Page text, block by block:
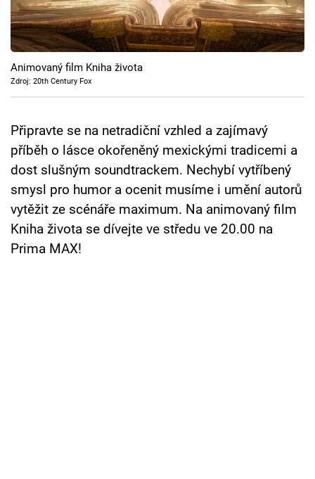
Cool Esport
Pořady
TV Program
Přihlášení
Sledujte nás
Animovaný film Kniha života
Zdroj: 20th Century Fox
Připravte se na netradiční vzhled a zajímavý
příběh o lásce okořeněný mexickými tradicemi a
dost slušným soundtrackem. Nechybí vytříbený
smysl pro humor a ocenit musíme i umění autorů
vytěžit ze scénáře maximum. Na animovaný film
Kniha života se dívejte ve středu ve 20.00 na
Prima MAX!